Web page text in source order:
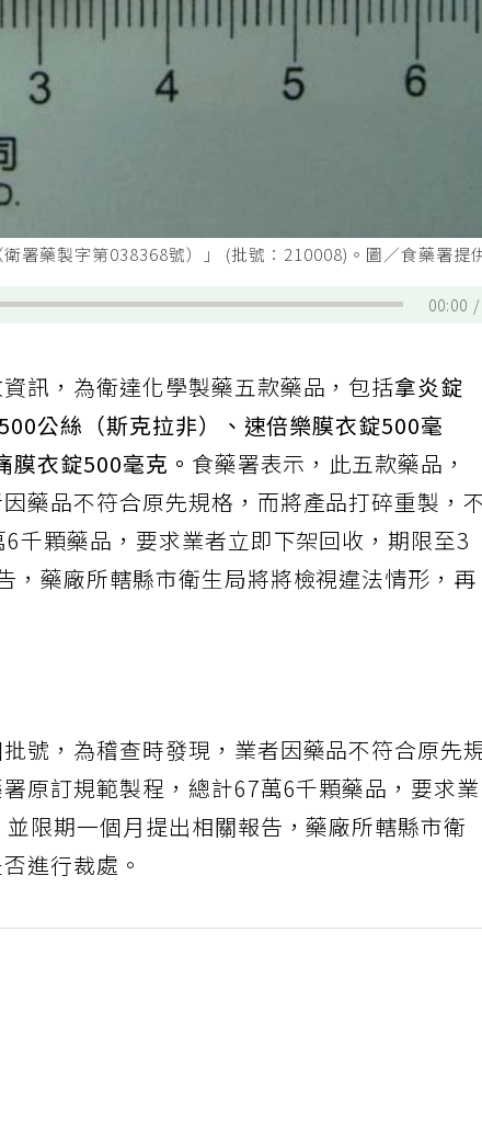
署藥製字第038368號）」 (批號：210008)。圖／食藥署提
00:00
訊，為衛達化學製藥五款藥品，包括拿炎錠
公絲（斯克拉非）、速倍樂膜衣錠500毫
膜衣錠500毫克。食藥署表示，此五款藥品，
藥品不符合原先規格，而將產品打碎重製，
千顆藥品，要求業者立即下架回收，期限至3
，藥廠所轄縣市衛生局將將檢視違法情形，再
號，為稽查時發現，業者因藥品不符合原先
原訂規範製程，總計67萬6千顆藥品，要求業
限期一個月提出相關報告，藥廠所轄縣市衛
進行裁處。